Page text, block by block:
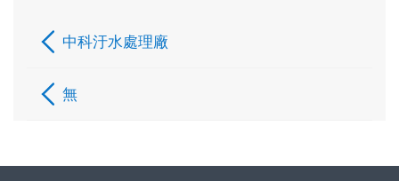
中科汙水處理廠
無